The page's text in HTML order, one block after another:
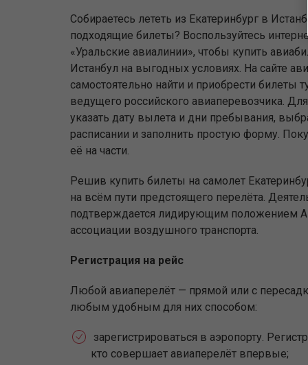
Собираетесь лететь из Екатеринбург в
подходящие билеты? Воспользуйтесь
«Уральские авиалинии», чтобы купить
Истанбул на выгодных условиях. На сайте
самостоятельно найти и приобрести билеты
ведущего российского авиаперевозчика.
указать дату вылета и дни пребывания,
расписании и заполнить простую форму.
её на части.
Решив купить билеты на самолет
на всём пути предстоящего перелёта.
подтверждается лидирующим положением
ассоциации воздушного транспорта.
Регистрация на рейс
Любой авиаперелёт — прямой или с
любым удобным для них способом:
зарегистрироваться в аэропорту.
кто совершает авиаперелёт впервые;